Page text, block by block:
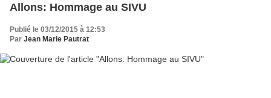
Allons: Hommage au SIVU
Publié le 03/12/2015 à 12:53
Par Jean Marie Pautrat